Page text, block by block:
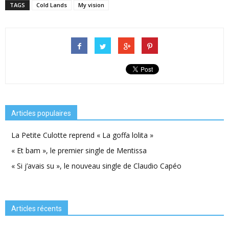
TAGS Cold Lands My vision
Articles populaires
La Petite Culotte reprend « La goffa lolita »
« Et bam », le premier single de Mentissa
« Si j’avais su », le nouveau single de Claudio Capéo
Articles récents